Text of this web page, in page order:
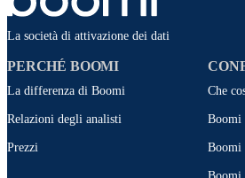
La società di attivazione dei dati
PERCHÉ BOOMI
La differenza di Boomi
Relazioni degli analisti
Prezzi
Che
Boomi
Boomi